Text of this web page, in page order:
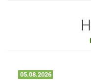
05.08.2026